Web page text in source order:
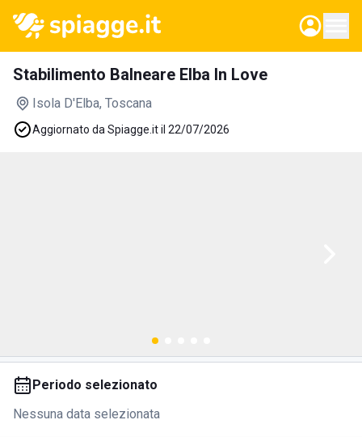
Stabilimento Balneare Elba In Love
Isola D'Elba, Toscana
Aggiornato da Spiagge.it il 22/07/2026
Periodo selezionato
Nessuna data selezionata